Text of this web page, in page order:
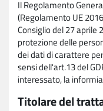
Il Regolamento
(Regolamento UE
Consiglio del 27 aprile
protezione delle
dei dati di carattere
sensi dell'art.13 del
interessato, la
Titolare del